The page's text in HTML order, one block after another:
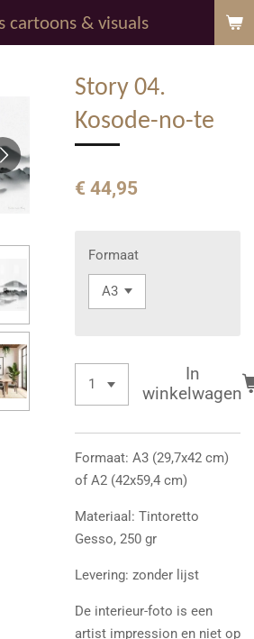
cartoons & visuals
Story 04.
Kosode-no-te
€ 44,95
Formaat
In
winkelwagen
Formaat: A3 (29,7x42 cm)
of A2 (42x59,4 cm)
Materiaal: Tintoretto
Gesso, 250 gr
Levering: zonder lijst
De interieur-foto is een
artist impression en niet op